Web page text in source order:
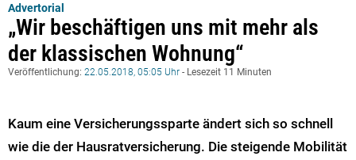
Advertorial
„Wir beschäftigen uns mit mehr als
der klassischen Wohnung“
Veröffentlichung: 22.05.2018, 05:05 Uhr - Lesezeit 11 Minuten
Kaum eine Versicherungssparte ändert sich so schnell
wie die der Hausratversicherung. Die steigende Mobilität